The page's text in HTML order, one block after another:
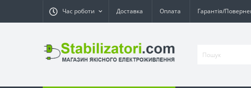
Час роботи Доставка Оплата Гарантія/